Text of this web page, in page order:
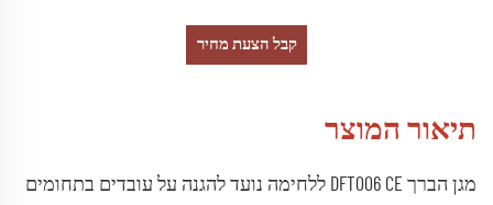
קבל הצעת מחיר
תיאור המוצר
מגן הברך DFT006 CE ללחימה נועד להגנה על עובדים בתחומים